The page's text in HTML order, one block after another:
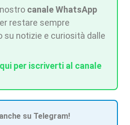
canale WhatsApp
restare sempre
su notizie e curiosità dalle
per iscriverti al canale
su Telegram!